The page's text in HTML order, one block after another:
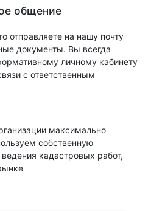
общение
отправляете на нашу почту
документы. Вы всегда
личному кабинету
с ответственным
максимально
собственную
кадастровых работ,